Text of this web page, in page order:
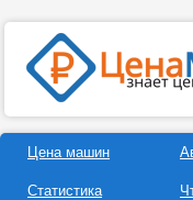
Цена машин
Статистика